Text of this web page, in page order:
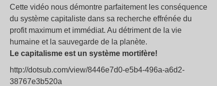
Cette vidéo nous démontre parfaitement les conséquence
du système capitaliste dans sa recherche effrénée du
profit maximum et immédiat. Au détriment de la vie
humaine et la sauvegarde de la planète.
Le capitalisme est un système mortifère!
http://dotsub.com/view/8446e7d0-e5b4-496a-a6d2-
38767e3b520a